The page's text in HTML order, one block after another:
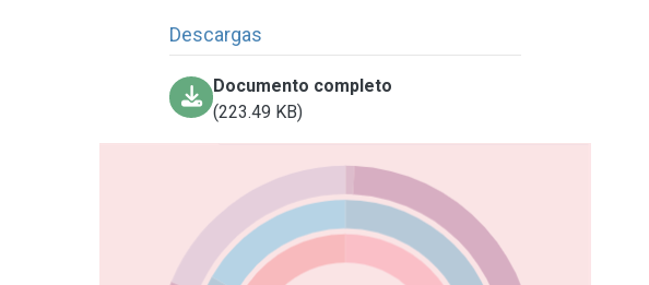
Descargas
Documento completo
(223.49 KB)